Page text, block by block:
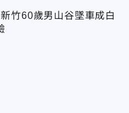
竹60歲男山谷墜車成白